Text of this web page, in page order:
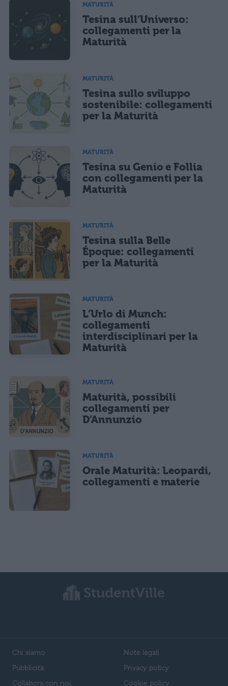
MATURITÀ
Tesina sull’Universo:
collegamenti per la
Maturità
MATURITÀ
Tesina sullo sviluppo
sostenibile: collegamenti
per la Maturità
MATURITÀ
Tesina su Genio e Follia
con collegamenti per la
Maturità
MATURITÀ
Tesina sulla Belle
Époque: collegamenti
per la Maturità
MATURITÀ
L’Urlo di Munch:
collegamenti
interdisciplinari per la
Maturità
MATURITÀ
Maturità, possibili
collegamenti per
D’Annunzio
MATURITÀ
Orale Maturità: Leopardi,
collegamenti e materie
Chi siamo
Pubblicità
Collabora con noi
Note legali
Privacy policy
Cookie policy